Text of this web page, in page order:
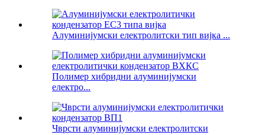
Алуминијумски електролитски тип вијка ...
Полимер хибридни алуминијумски
електро...
Чврсти алуминијумски електролитски